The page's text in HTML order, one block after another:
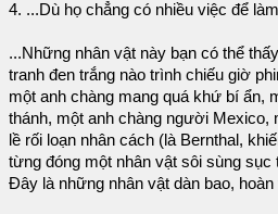
4. ...Dù họ chẳng có nhiều việc để làm
...Những nhân vật này bạn có thể
tranh đen trắng nào trình chiếu giờ
một anh chàng mang quá khứ bí ẩn,
thánh, một anh chàng người Mexico,
lề rối loạn nhân cách (là Bernthal,
từng đóng một nhân vật sôi sùng sục
Đây là những nhân vật dàn bao, hoàn